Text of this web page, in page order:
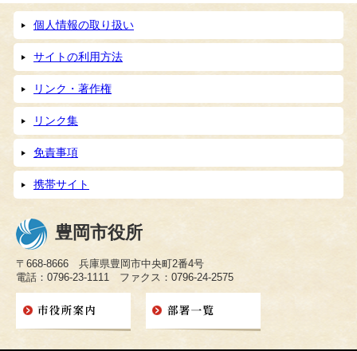
個人情報の取り扱い
サイトの利用方法
リンク・著作権
リンク集
免責事項
携帯サイト
豊岡市役所
〒668-8666 兵庫県豊岡市中央町2番4号
電話：0796-23-1111 ファクス：0796-24-2575